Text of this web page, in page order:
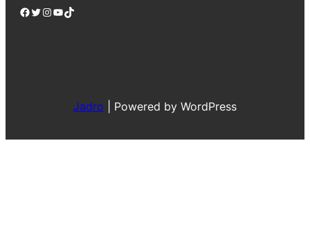
Facebook Twitter Instagram YouTube TikTok
Jadro Powered by WordPress